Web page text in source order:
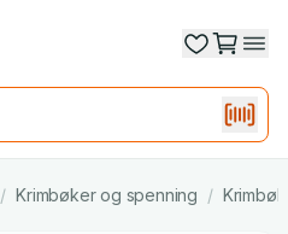
/ Krimbøker og spenning /